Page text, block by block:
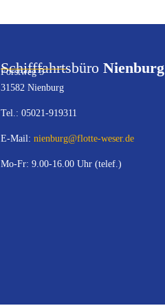
SchifffahrtsbüroNienburg
Forstweg 5
31582 Nienburg
Tel.: 05021-919311
E-Mail:nienburg@flotte-weser.de
Mo-Fr: 9.00-16.00 Uhr (telef.)